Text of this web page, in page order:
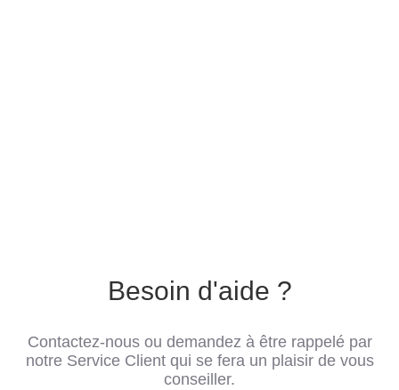
Besoin d'aide ?
Contactez-nous ou demandez à être rappelé par
notre Service Client qui se fera un plaisir de vous
conseiller.